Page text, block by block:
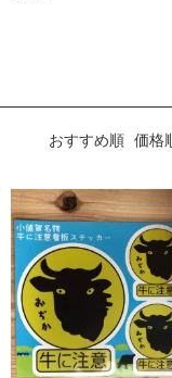
おすすめ順 価格